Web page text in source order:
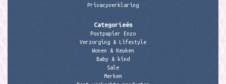
Privacyverklaring
Categorieën
Postpapier Enzo
Verzorging & Lifestyle
Wonen & Keuken
Baby & kind
Sale
Merken